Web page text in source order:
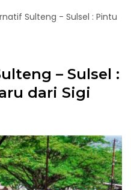
Sulteng - Sulsel : Pintu
– Sulsel :
dari Sigi